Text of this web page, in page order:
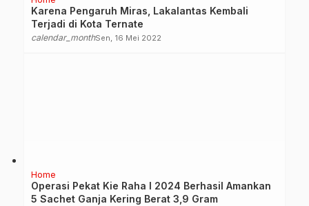
Karena Pengaruh Miras, Lakalantas Kembali
Terjadi di Kota Ternate
calendar_monthSen, 16 Mei 2022
Home
Operasi Pekat Kie Raha I 2024 Berhasil Amankan
5 Sachet Ganja Kering Berat 3,9 Gram